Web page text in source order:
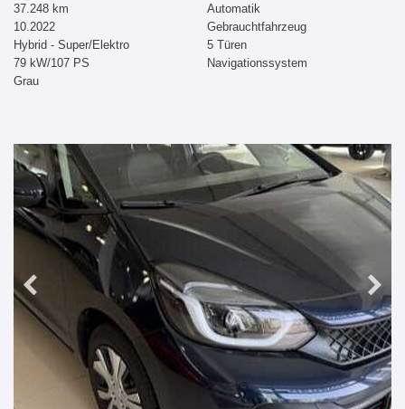
37.248 km
10.2022
Hybrid - Super/Elektro
79 kW/107 PS
Grau
Automatik
Gebrauchtfahrzeug
5 Türen
Navigationssystem